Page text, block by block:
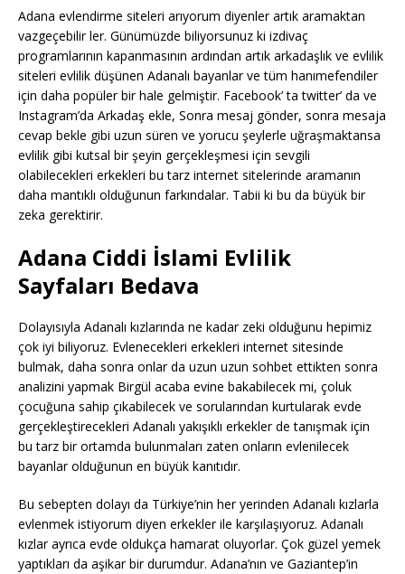
Adana evlendirme siteleri arıyorum diyenler artık aramaktan
vazgeçebilir ler. Günümüzde biliyorsunuz ki izdivaç
programlarının kapanmasının ardından artık arkadaşlık ve evlilik
siteleri evlilik düşünen Adanalı bayanlar ve tüm hanımefendiler
için daha popüler bir hale gelmiştir. Facebook’ ta twitter’ da ve
Instagram’da Arkadaş ekle, Sonra mesaj gönder, sonra mesaja
cevap bekle gibi uzun süren ve yorucu şeylerle uğraşmaktansa
evlilik gibi kutsal bir şeyin gerçekleşmesi için sevgili
olabilecekleri erkekleri bu tarz internet sitelerinde aramanın
daha mantıklı olduğunun farkındalar. Tabii ki bu da büyük bir
zeka gerektirir.
Adana Ciddi İslami Evlilik
Sayfaları Bedava
Dolayısıyla Adanalı kızlarında ne kadar zeki olduğunu hepimiz
çok iyi biliyoruz. Evlenecekleri erkekleri internet sitesinde
bulmak, daha sonra onlar da uzun uzun sohbet ettikten sonra
analizini yapmak Birgül acaba evine bakabilecek mi, çoluk
çocuğuna sahip çıkabilecek ve sorularından kurtularak evde
gerçekleştirecekleri Adanalı yakışıklı erkekler de tanışmak için
bu tarz bir ortamda bulunmaları zaten onların evlenilecek
bayanlar olduğunun en büyük kanıtıdır.
Bu sebepten dolayı da Türkiye’nin her yerinden Adanalı kızlarla
evlenmek istiyorum diyen erkekler ile karşılaşıyoruz. Adanalı
kızlar ayrıca evde oldukça hamarat oluyorlar. Çok güzel yemek
yaptıkları da aşikar bir durumdur. Adana’nın ve Gaziantep’in